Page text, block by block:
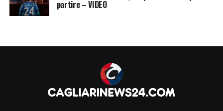
partire – VIDEO